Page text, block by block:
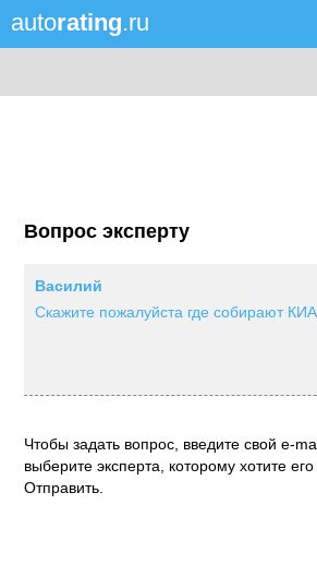
autorating.ru
Вопрос эксперту
Василий
Скажите пожалуйста где собирают
Чтобы задать вопрос, введите свой e-
выберите эксперта, которому хотите
Отправить.